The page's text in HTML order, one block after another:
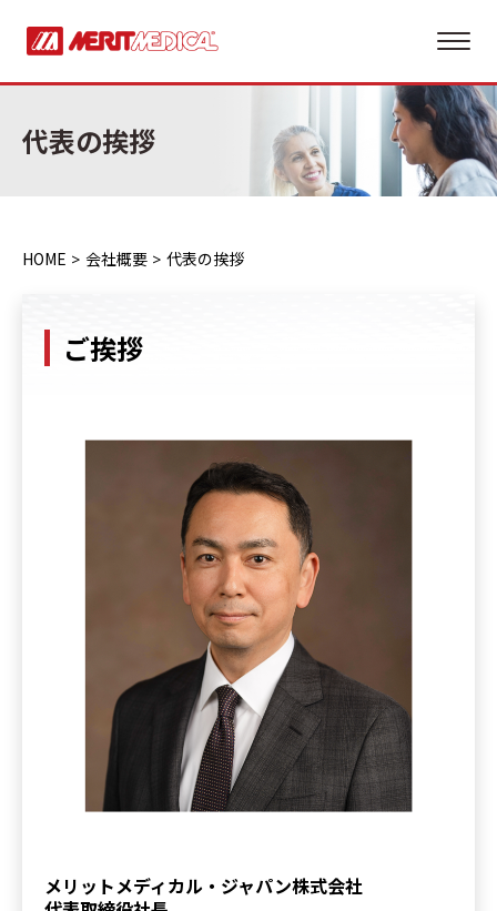
代表の挨拶
HOME 会社概要 代表の挨拶
ご挨拶
メリットメディカル・ジャパン株式会社